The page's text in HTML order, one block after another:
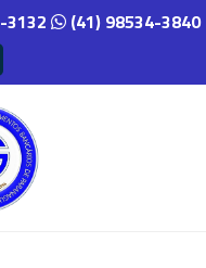
3132 (41) 98534-3840